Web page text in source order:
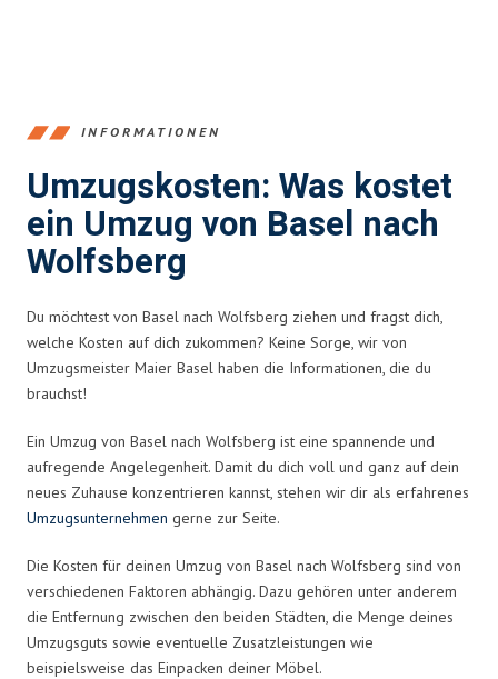
INFORMATIONEN
Umzugskosten: Was kostet
ein Umzug von Basel nach
Wolfsberg
Du möchtest von Basel nach Wolfsberg ziehen und fragst dich,
welche Kosten auf dich zukommen? Keine Sorge, wir von
Umzugsmeister Maier Basel haben die Informationen, die du
brauchst!
Ein Umzug von Basel nach Wolfsberg ist eine spannende und
aufregende Angelegenheit. Damit du dich voll und ganz auf dein
neues Zuhause konzentrieren kannst, stehen wir dir als erfahrenes
Umzugsunternehmen gerne zur Seite.
Die Kosten für deinen Umzug von Basel nach Wolfsberg sind von
verschiedenen Faktoren abhängig. Dazu gehören unter anderem
die Entfernung zwischen den beiden Städten, die Menge deines
Umzugsguts sowie eventuelle Zusatzleistungen wie
beispielsweise das Einpacken deiner Möbel.